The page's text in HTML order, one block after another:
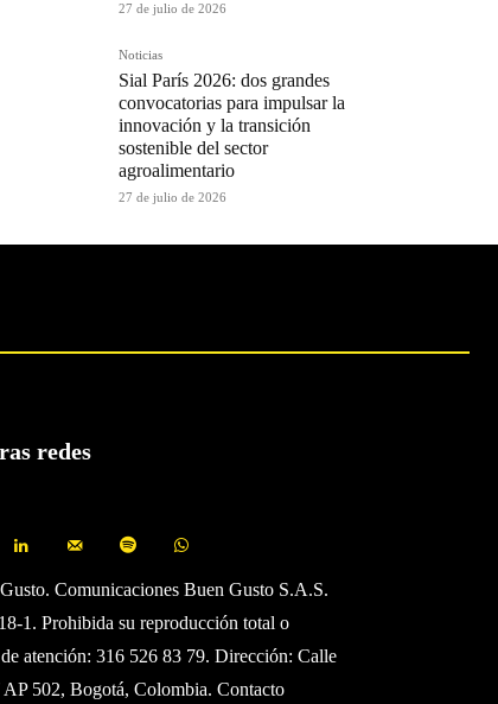
27 de julio de 2026
Noticias
Sial París 2026: dos grandes
convocatorias para impulsar la
innovación y la transición
sostenible del sector
agroalimentario
27 de julio de 2026
redes
Comunicaciones Buen Gusto S.A.S.
1. Prohibida su reproducción total o
atención: 316 526 83 79. Dirección: Calle
AP 502, Bogotá, Colombia. Contacto